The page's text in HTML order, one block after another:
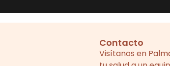
Contacto
Visítanos en